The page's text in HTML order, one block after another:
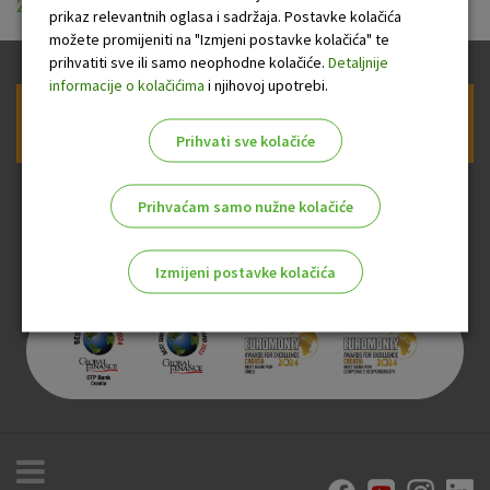
20190701.pdf
Prijava na newsletter OTP banke
prikaz relevantnih oglasa i sadržaja. Postavke kolačića
možete promijeniti na "Izmjeni postavke kolačića" te
prihvatiti sve ili samo neophodne kolačiće. Detaljnije
informacije o kolačićima i njihovoj upotrebi.
Prihvati sve kolačiće
Prihvaćam samo nužne kolačiće
Izmijeni postavke kolačića